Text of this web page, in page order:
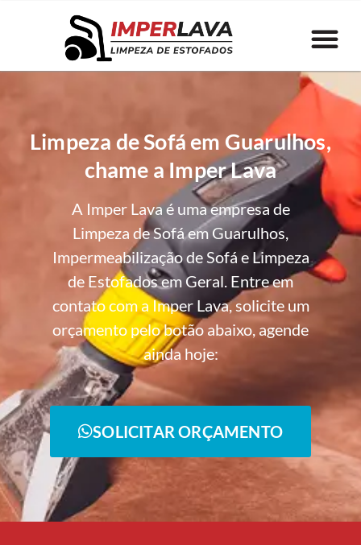
Limpeza de Sofá em Guarulhos,
chame a Imper Lava
A Imper Lava é uma empresa de
Limpeza de Sofá em Guarulhos,
Impermeabilização de Sofá e Limpeza
de Estofados em Geral. Entre em
contato com a Imper Lava, solicite um
orçamento pelo botão abaixo, agende
ainda hoje:
SOLICITAR ORÇAMENTO